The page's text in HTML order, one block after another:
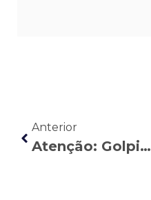
Anterior
Atenção: Golpistas seguem tentando aplicar fraudes utilizando o nome de nossos escritórios